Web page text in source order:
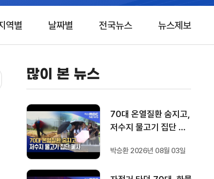
역별 날짜별 전국뉴스 뉴스제보
많이 본 뉴스
70대 온열질환 숨지고,
저수지 물고기 집단 폐
박승환 2026년 08월 03일